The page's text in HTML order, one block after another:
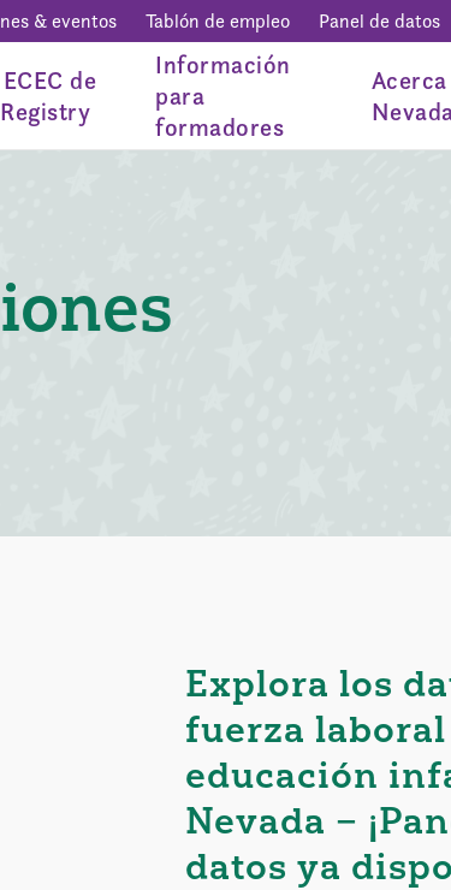
& eventos Tablón de empleo Panel de datos
de
Información
para
formadores
Explora los
fuerza laboral
educación
Nevada –
datos ya